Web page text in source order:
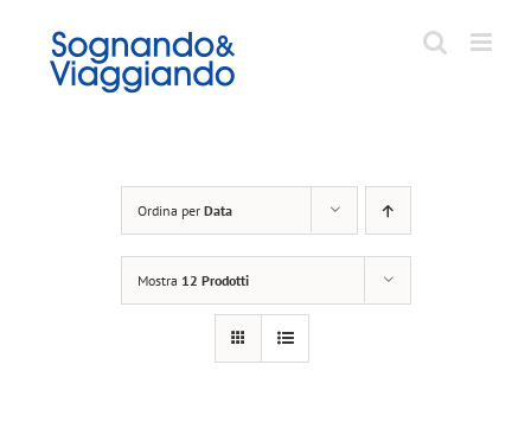
contenuto
Ordina per Data
Mostra 12 Prodotti